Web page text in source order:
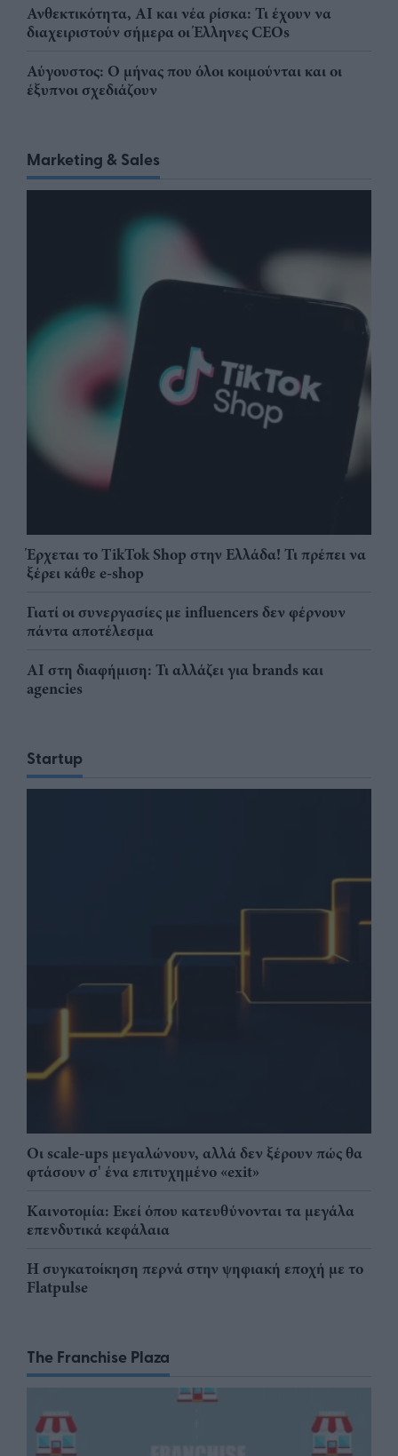
Ανθεκτικότητα, AI και νέα ρίσκα: Τι έχουν να
διαχειριστούν σήμερα οι Έλληνες CEOs
Αύγουστος: Ο μήνας που όλοι κοιμούνται και οι
έξυπνοι σχεδιάζουν
Marketing & Sales
Έρχεται το TikTok Shop στην Ελλάδα! Τι πρέπει να
ξέρει κάθε e-shop
Γιατί οι συνεργασίες με influencers δεν φέρνουν
πάντα αποτέλεσμα
AI στη διαφήμιση: Τι αλλάζει για brands και
agencies
Startup
Οι scale-ups μεγαλώνουν, αλλά δεν ξέρουν πώς θα
φτάσουν σ' ένα επιτυχημένο «exit»
Καινοτομία: Εκεί όπου κατευθύνονται τα μεγάλα
επενδυτικά κεφάλαια
Η συγκατοίκηση περνά στην ψηφιακή εποχή με το
Flatpulse
The Franchise Plaza